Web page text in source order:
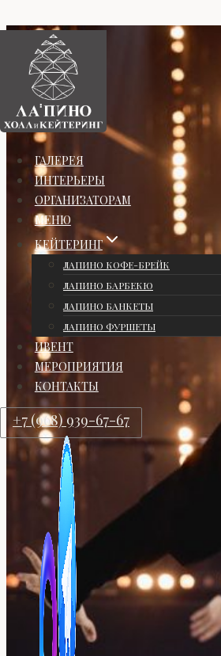
Перейти
содержимому
ГАЛЕРЕЯ
ИНТЕРЬЕРЫ
ОРГАНИЗАТОРАМ
МЕНЮ
КЕЙТЕРИНГ
ЛАПИНО КОФЕ-БРЕЙК
ЛАПИНО БАРБЕКЮ
ЛАПИНО БАНКЕТЫ
ЛАПИНО ФУРШЕТЫ
ИВЕНТ
МЕРОПРИЯТИЯ
КОНТАКТЫ
+7 (968) 939-67-67